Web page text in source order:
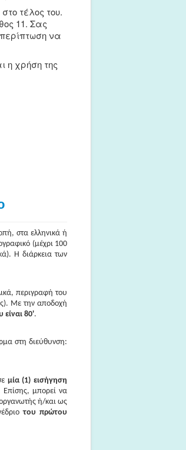
τέλος του.
11. Σας
να
η χρήση της
στα ελληνικά ή
(μέχρι 100
Η διάρκεια των
περιγραφή του
Με την αποδοχή
είναι 80'.
στη διεύθυνση:
μία (1) εισήγηση
Επίσης, μπορεί να
ή/και ως
του πρώτου